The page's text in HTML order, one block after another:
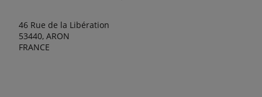
46 Rue de la Libération
53440, ARON
FRANCE